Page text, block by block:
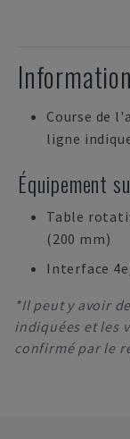
Course de
ligne
Équipement
Table
(200 mm)
Interface
*Il peut y avoir
indiquées et les
confirmé par le